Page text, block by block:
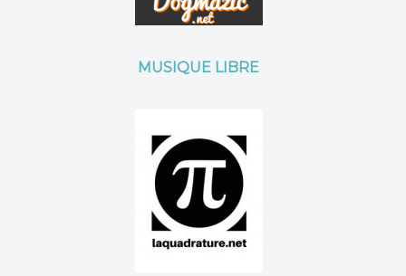
MUSIQUE LIBRE